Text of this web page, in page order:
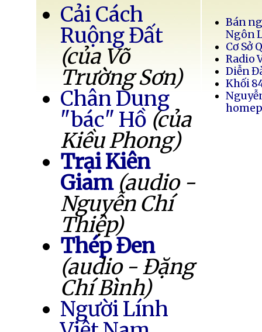
Cải Cách
Ruộng Đất
(của Võ
Trường Sơn)
Chân Dung
"bác" Hồ (của
Kiều Phong)
Trại Kiên
Giam (audio -
Nguyễn Chí
Thiệp)
Thép Đen
(audio - Đặng
Chí Bình)
Người Lính
Bán
Ngôn
Cơ Sở
Radio
Diễn
Khối